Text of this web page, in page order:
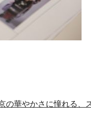
の華やかさに憧れる、